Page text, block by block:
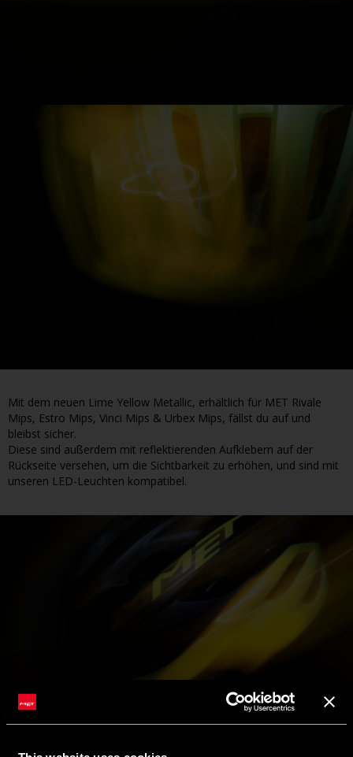
Mit dem neuen Lime Yellow Metallic, erhältlich für MET Rivale
Mips, Estro Mips, Vinci Mips & Urbex Mips, fällst du auf und
bleibst sicher.
Diese sind außerdem mit reflektierenden Aufklebern auf der
Rückseite versehen, um die Sichtbarkeit zu erhöhen, und sind mit
unseren LED-Leuchten kompatibel.